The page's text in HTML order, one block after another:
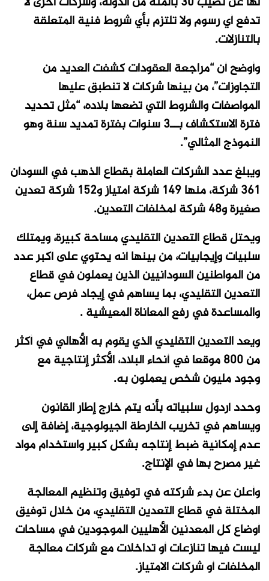
تدفع أي رسوم ولا تلتزم بأي شروط فنية المتعلقة
بالتنازلات.
وأوضح أن “مراجعة العقودات كشفت العديد من
التجاوزات”، من بينها شركات لا تنطبق عليها
المواصفات والشروط التي تضعها بلاده، “مثل تحديد
فترة الاستكشاف بــ3 سنوات بفترة تمديد سنة وهو
النموذج المثالي”.
ويبلغ عدد الشركات العاملة بقطاع الذهب في السودان
361 شركة، منها 149 شركة امتياز و152 شركة تعدين
صغيرة و48 شركة لمخلفات التعدين.
ويحتل قطاع التعدين التقليدي مساحة كبيرة، ويمتلك
سلبيات وإيجابيات، من بينها أنه يحتوي على أكبر عدد
من المواطنين السودانيين الذين يعملون في قطاع
التعدين التقليدي، بما يساهم في إيجاد فرص عمل،
والمساعدة في رفع المعاناة المعيشية .
ويعد التعدين التقليدي الذي يقوم به الأهالي في أكثر
من 800 موقعا في أنحاء البلاد، الأكثر إنتاجية مع
وجود مليون شخص يعملون به.
وحدد أردول سلبياته بأنه يتم خارج إطار القانون
ويساهم في تخريب الخارطة الجيولوجية، إضافة إلى
عدم إمكانية ضبط إنتاجه بشكل كبير واستخدام مواد
غير مصرح بها في الإنتاج.
وأعلن عن بدء شركته في توفيق وتنظيم المعالجة
المختلة في قطاع التعدين التقليدي، من خلال توفيق
أوضاع كل المعدنين الأهليين الموجودين في مساحات
ليست فيها تنازعات أو تداخلات مع شركات معالجة
المخلفات أو شركات الامتياز.